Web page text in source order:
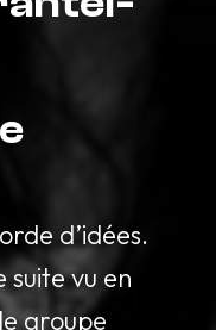
d’idées.
vu en
groupe